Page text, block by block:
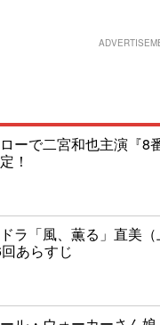
ーで二宮和也主演『8
！
ラ「風、薫る」直美
あらすじ